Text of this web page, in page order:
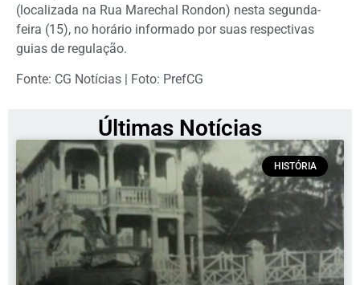
(localizada na Rua Marechal Rondon) nesta segunda-
feira (15), no horário informado por suas respectivas
guias de regulação.
Fonte: CG Notícias | Foto: PrefCG
Últimas Notícias
HISTÓRIA